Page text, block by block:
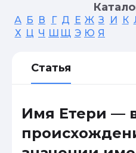
А Б В Г Д Е Ж З И К
Х Ц Ч Ш Щ Э Ю Я
Статья
Имя Етери —